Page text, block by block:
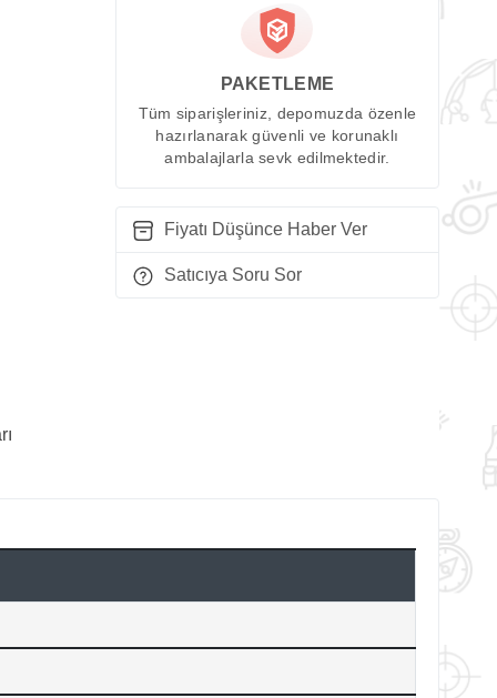
PAKETLEME
Tüm siparişleriniz, depomuzda özenle
hazırlanarak güvenli ve korunaklı
ambalajlarla sevk edilmektedir.
Fiyatı Düşünce Haber Ver
Satıcıya Soru Sor